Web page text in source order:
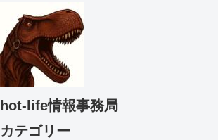
hot-life情報事務局
カテゴリー